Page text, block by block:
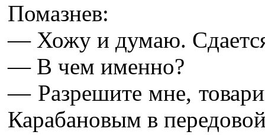
Помазнев:
— Хожу и думаю.
— В чем именно?
— Разрешите мне,
Карабановым в